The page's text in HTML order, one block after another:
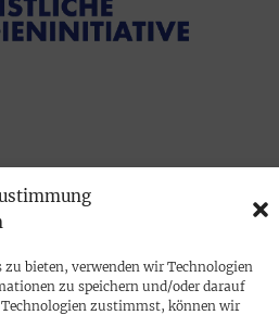
bieten, verwenden wir Technologien
zu speichern und/oder darauf
zustimmst, können wir